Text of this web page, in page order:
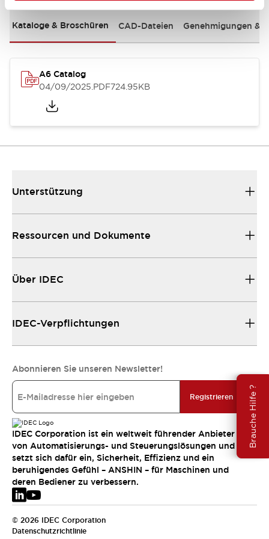
Brauche Hilfe ?
Kataloge & Broschüren CAD-Dateien Genehmigungen &
A6 Catalog
04/09/2025.PDF724.95KB
Unterstützung
Ressourcen und Dokumente
Über IDEC
IDEC-Verpflichtungen
Abonnieren Sie unseren Newsletter!
Registrieren
IDEC Corporation ist ein weltweit führender Anbieter
von Automatisierungs- und Steuerungslösungen und
setzt sich dafür ein, Sicherheit, Effizienz und ein
beruhigendes Gefühl – ANSHIN – für Maschinen und
deren Bediener zu verbessern.
© 2026 IDEC Corporation
Datenschutzrichtlinie